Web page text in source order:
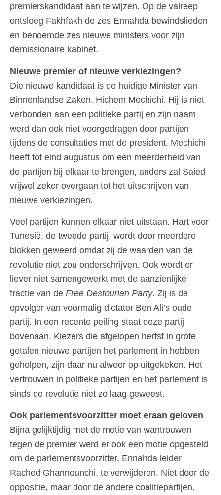
premierskandidaat aan te wijzen. Op de valreep
ontsloeg Fakhfakh de zes Ennahda bewindslieden
en benoemde zes nieuwe ministers voor zijn
demissionaire kabinet.
Nieuwe premier of nieuwe verkiezingen?
Die nieuwe kandidaat is de huidige Minister van
Binnenlandse Zaken, Hichem Mechichi. Hij is niet
verbonden aan een politieke partij en zijn naam
werd dan ook niet voorgedragen door partijen
tijdens de consultaties met de president. Mechichi
heeft tot eind augustus om een meerderheid van
de partijen bij elkaar te brengen, anders zal Saied
vrijwel zeker overgaan tot het uitschrijven van
nieuwe verkiezingen.
Veel partijen kunnen elkaar niet uitstaan. Hart voor
Tunesië, de tweede partij, wordt door meerdere
blokken geweerd omdat zij de waarden van de
revolutie niet zou onderschrijven. Ook wordt er
liever niet samengewerkt met de aanzienlijke
fractie van de Free Destourian Party. Zij is de
opvolger van voormalig dictator Ben Ali’s oude
partij. In een recente peiling staat deze partij
bovenaan. Kiezers die afgelopen herfst in grote
getalen nieuwe partijen het parlement in hebben
geholpen, zijn daar nu alweer op uitgekeken. Het
vertrouwen in politieke partijen en het parlement is
sinds de revolutie niet zo laag geweest.
Ook parlementsvoorzitter moet eraan geloven
Bijna gelijktijdig met de motie van wantrouwen
tegen de premier werd er ook een motie opgesteld
om de parlementsvoorzitter, Ennahda leider
Rached Ghannounchi, te verwijderen. Niet door de
oppositie, maar door de andere coalitiepartijen.